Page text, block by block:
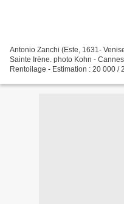
Antonio Zanchi (Este, 1631-
Sainte Irène. photo Kohn -
Rentoilage - Estimation : 20 000 /